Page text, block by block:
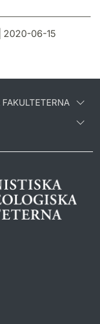
| 2020-06-15